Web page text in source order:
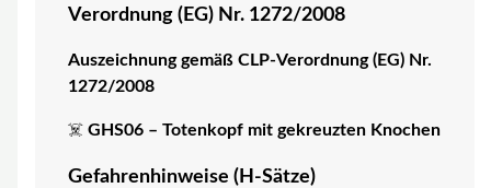
Verordnung (EG) Nr. 1272/2008
Auszeichnung gemäß CLP-Verordnung (EG) Nr.
1272/2008
☠️ GHS06 – Totenkopf mit gekreuzten Knochen
Gefahrenhinweise (H-Sätze)